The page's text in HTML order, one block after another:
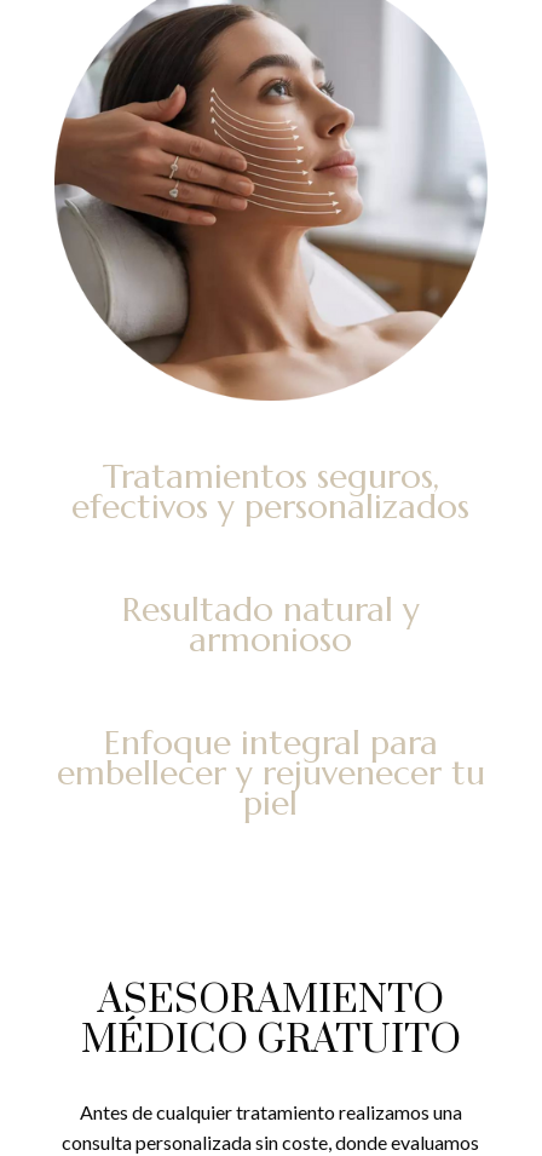
Tratamientos seguros,
efectivos y personalizados
Resultado natural y
armonioso
Enfoque integral para
embellecer y rejuvenecer tu
piel
ASESORAMIENTO
MÉDICO GRATUITO
Antes de cualquier tratamiento realizamos una
consulta personalizada sin coste, donde evaluamos